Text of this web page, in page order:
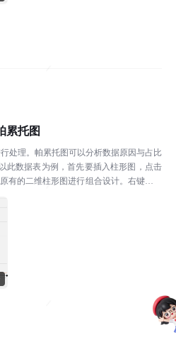
累托图
处理。帕累托图可以分析数据原因与占比
此数据表为例，首先要插入柱形图，点击
有的二维柱形图进行组合设计。右键点击